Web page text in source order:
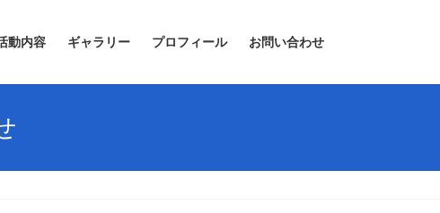
動内容 ギャラリー プロフィール お問い合わせ